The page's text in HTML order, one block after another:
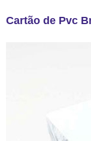
Cartão de Pvc